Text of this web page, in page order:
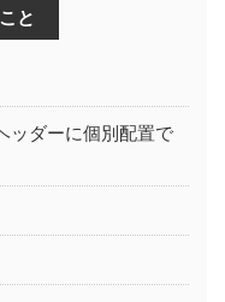
と
ッダーに個別配置で